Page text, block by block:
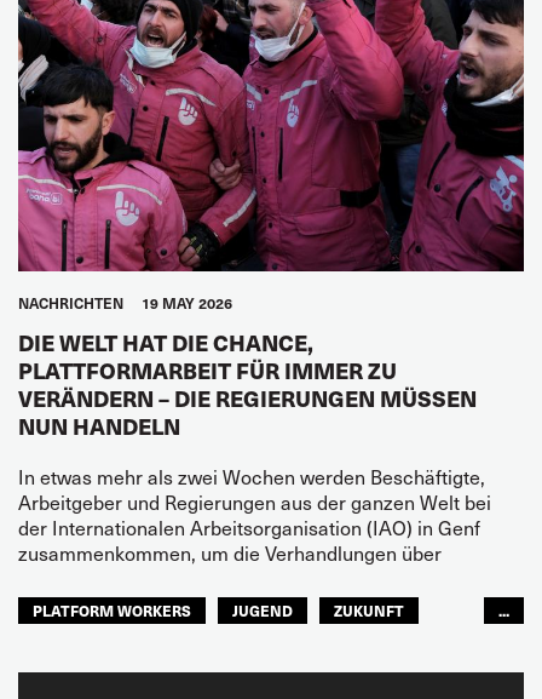
NACHRICHTEN 19 MAY 2026
DIE WELT HAT DIE CHANCE,
PLATTFORMARBEIT FÜR IMMER ZU
VERÄNDERN – DIE REGIERUNGEN MÜSSEN
NUN HANDELN
In etwas mehr als zwei Wochen werden Beschäftigte,
Arbeitgeber und Regierungen aus der ganzen Welt bei
der Internationalen Arbeitsorganisation (IAO) in Genf
zusammenkommen, um die Verhandlungen über
PLATFORM WORKERS JUGEND
ZUKUNFT
...